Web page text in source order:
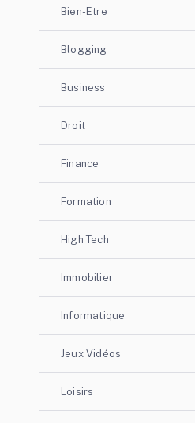
Bien-Etre
Blogging
Business
Droit
Finance
Formation
High Tech
Immobilier
Informatique
Jeux Vidéos
Loisirs